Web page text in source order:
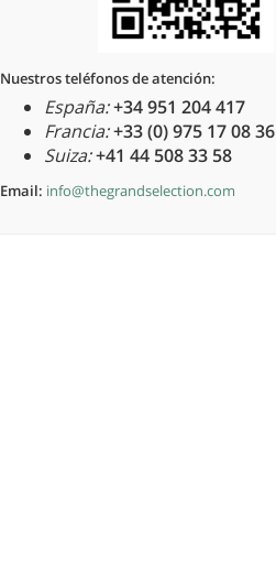
Nuestros teléfonos de atención:
España:+34 951 204 417
Francia:+33 (0) 975 17 08 36
Suiza:+41 44 508 33 58
Email: info@thegrandselection.com